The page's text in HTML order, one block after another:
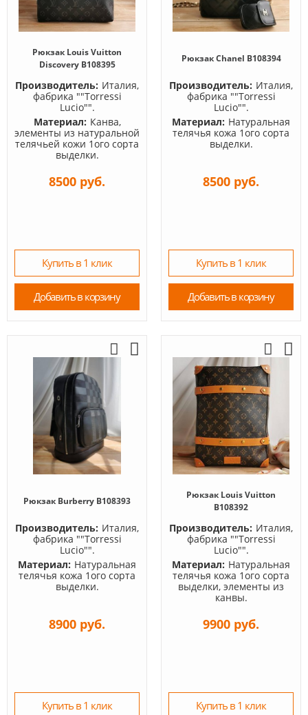
Рюкзак Louis Vuitton
Discovery B108395
Производитель: Италия,
фабрика ""Torressi
Lucio"".
Материал: Канва,
элементы из натуральной
телячьей кожи 1ого сорта
выделки.
8500 руб.
Купить в 1 клик
Добавить в корзину
Рюкзак Chanel B108394
Производитель: Италия,
фабрика ""Torressi
Lucio"".
Материал: Натуральная
телячья кожа 1ого сорта
выделки.
8500 руб.
Купить в 1 клик
Добавить в корзину
Рюкзак Burberry B108393
Производитель: Италия,
фабрика ""Torressi
Lucio"".
Материал: Натуральная
телячья кожа 1ого сорта
выделки.
8900 руб.
Купить в 1 клик
Рюкзак Louis Vuitton
B108392
Производитель: Италия,
фабрика ""Torressi
Lucio"".
Материал: Натуральная
телячья кожа 1ого сорта
выделки, элементы из
канвы.
9900 руб.
Купить в 1 клик